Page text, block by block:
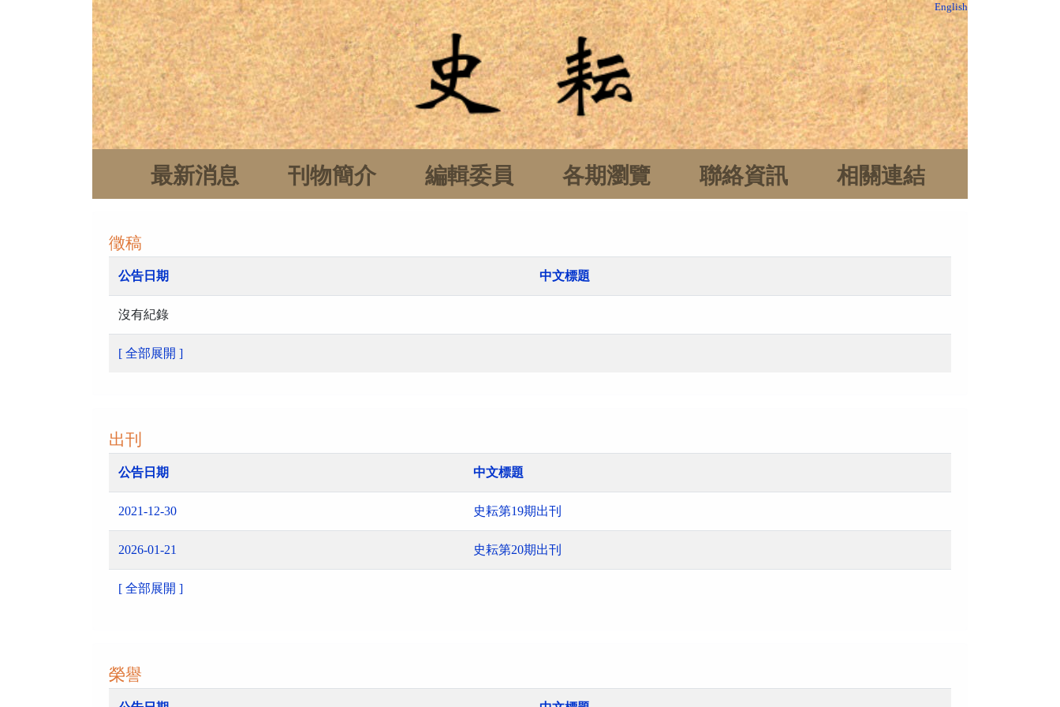
English
最新消息 刊物簡介 編輯委員 各期瀏覽 聯絡資訊 相關連結
徵稿
公告日期 中文標題
沒有紀錄
[ 全部展開 ]
出刊
公告日期 中文標題
2021-12-30 史耘第19期出刊
2026-01-21 史耘第20期出刊
[ 全部展開 ]
榮譽